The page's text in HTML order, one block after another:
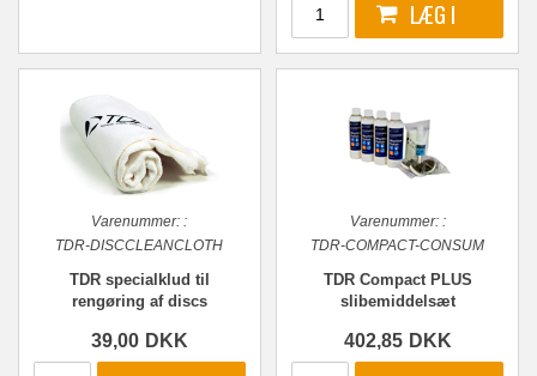
Varenummer: :
TDR-DISCCLEANCLOTH
TDR specialklud til
rengøring af discs
39,00 DKK
Varenummer::
TDR-COMPACT-CONSUM
TDR Compact PLUS
slibemiddelsæt
402,85 DKK